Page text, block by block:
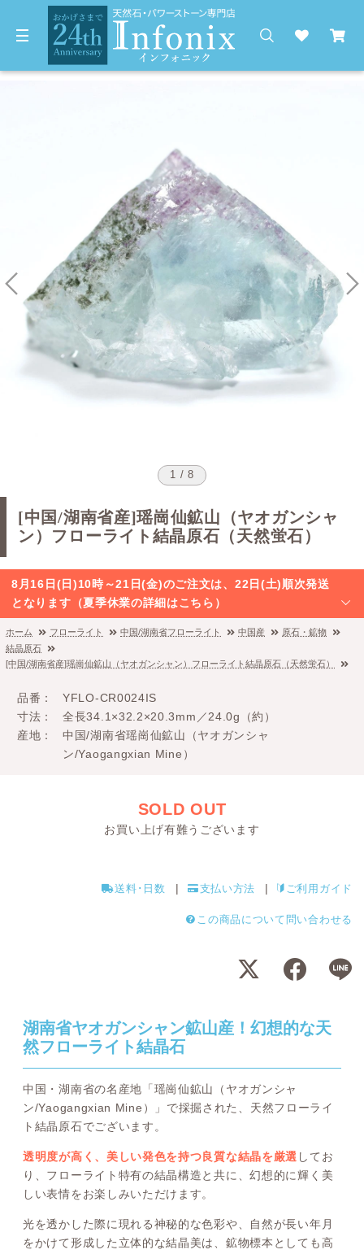
1 / 8
[中国/湖南省産]瑶崗仙鉱山（ヤオガンシャ
ン）フローライト結晶原石（天然蛍石）
8月16日(日)10時～21日(金)のご注文は、22日(土)順次発送
となります（夏季休業の詳細はこちら）
ホーム フローライト 中国/湖南省フローライト 中国産
原石・鉱物
結晶原石
[中国/湖南省産]瑶崗仙鉱山（ヤオガンシャン）フローライト結晶原石（天然蛍石）
品番
YFLO-CR0024IS
寸法
全長34.1×32.2×20.3mm／24.0g（約）
産地
中国/湖南省瑶崗仙鉱山（ヤオガンシャ
ン/Yaogangxian Mine）
SOLD OUT
お買い上げ有難うございます
送料･日数 支払い方法 ご利用ガイド
この商品について問い合わせる
湖南省ヤオガンシャン鉱山産！幻想的な天
然フローライト結晶石
中国・湖南省の名産地「瑶崗仙鉱山（ヤオガンシャ
ン/Yaogangxian Mine）」で採掘された、天然フローライ
ト結晶原石でございます。
透明度が高く、美しい発色を持つ良質な結晶を厳選 してお
り、フローライト特有の結晶構造と共に、幻想的に輝く美
しい表情をお楽しみいただけます。
光を透かした際に現れる神秘的な色彩や、自然が長い年月
をかけて形成した立体的な結晶美は、鉱物標本としても高